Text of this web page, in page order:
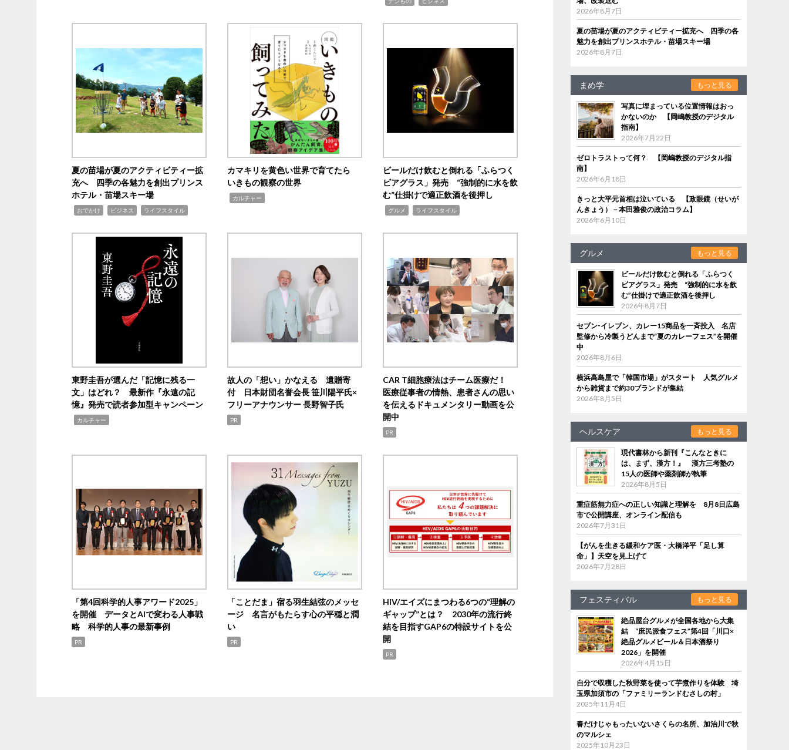
夏の苗場が夏のアクティビティー拡
充へ 四季の各魅力を創出プリンス
ホテル・苗場スキー場
おでかけ ビジネス ライフスタイル
カマキリを黄色い世界で育てたら
いきもの観察の世界
カルチャー
ビールだけ飲むと倒れる「ふらつく
ビアグラス」発売 “強制的に水を飲
む”仕掛けで適正飲酒を後押し
グルメ ライフスタイル
東野圭吾が選んだ「記憶に残る一
文」はどれ？ 最新作『永遠の記
憶』発売で読者参加型キャンペーン
カルチャー
故人の「想い」かなえる 遺贈寄
付 日本財団名誉会長 笹川陽平氏×
フリーアナウンサー 長野智子氏
PR
CAR T細胞療法はチーム医療だ！
医療従事者の情熱、患者さんの思い
を伝えるドキュメンタリー動画を公
開中
PR
「第4回科学的人事アワード2025」
を開催 データとAIで変わる人事戦
略 科学的人事の最新事例
PR
「ことだま」宿る羽生結弦のメッセ
ージ 名言がもたらす心の平穏と潤
い
PR
HIV/エイズにまつわる6つの“理解の
ギャップ”とは？ 2030年の流行終
結を目指すGAP6の特設サイトを公
開
PR
2026年8月7日
夏の苗場が夏のアクティビティー拡充へ 四季の各
魅力を創出プリンスホテル・苗場スキー場
2026年8月7日
まめ学 もっと見る
写真に埋まっている位置情報はおっ
かないのか 【岡嶋教授のデジタル
指南】
2026年7月22日
ゼロトラストって何？ 【岡嶋教授のデジタル指
南】
2026年6月18日
きっと大平元首相は泣いている 【政眼鏡（せいが
んきょう）－本田雅俊の政治コラム】
2026年6月10日
グルメ もっと見る
ビールだけ飲むと倒れる「ふらつく
ビアグラス」発売 “強制的に水を飲
む”仕掛けで適正飲酒を後押し
2026年8月7日
セブン‐イレブン、カレー15商品を一斉投入 名店
監修から冷製うどんまで“夏のカレーフェス”を開催
中
2026年8月6日
横浜高島屋で「韓国市場」がスタート 人気グルメ
から雑貨まで約30ブランドが集結
2026年8月5日
ヘルスケア もっと見る
現代書林から新刊『こんなときに
は、まず、漢方！』 漢方三考塾の
15人の医師や薬剤師が執筆
2026年8月5日
重症筋無力症への正しい知識と理解を 8月8日広島
市で公開講座、オンライン配信も
2026年7月31日
【がんを生きる緩和ケア医・大橋洋平「足し算
命」】天空を見上げて
2026年7月28日
フェスティバル もっと見る
絶品屋台グルメが全国各地から大集
結 “庶民派食フェス”第4回「川口×
絶品グルメビール＆日本酒祭り
2026」を開催
2026年4月15日
自分で収穫した秋野菜を使って芋煮作りを体験 埼
玉県加須市の「ファミリーランドむさしの村」
2025年11月4日
春だけじゃもったいないさくらの名所、加治川で秋
のマルシェ
2025年10月23日